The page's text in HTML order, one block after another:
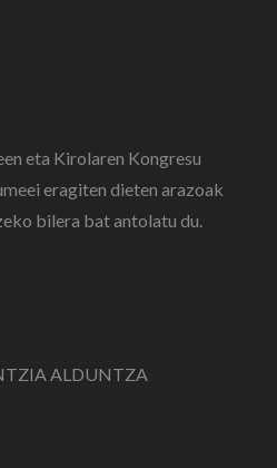
eta Kirolaren Kongresu
eragiten dieten arazoak
bilera bat antolatu du.